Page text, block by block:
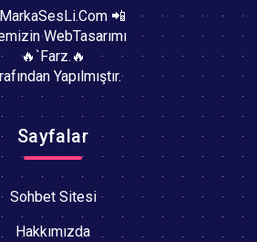
📲
WebTasarımı
🔥`Farz.🔥
Yapılmıştır.
Sayfalar
Sohbet Sitesi
Hakkımızda